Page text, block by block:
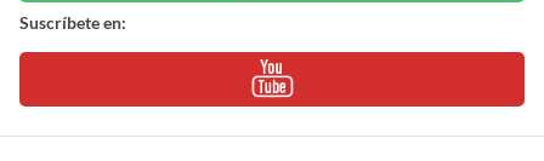
Suscríbete en: